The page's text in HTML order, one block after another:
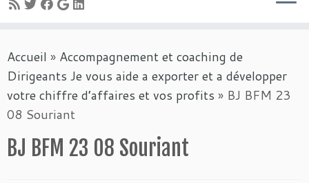
au
contenu
Accueil » Accompagnement et coaching de
Dirigeants Je vous aide a exporter et a développer
votre chiffre d’affaires et vos profits » BJ BFM 23
08 Souriant
BJ BFM 23 08 Souriant